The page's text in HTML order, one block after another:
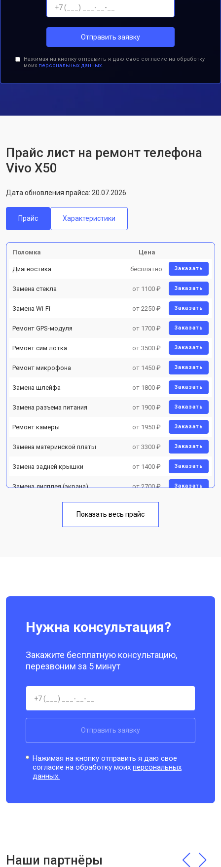
Отправить заявку
Нажимая на кнопку отправить я даю свое согласие на обработку
моих персональных данных.
Прайс лист на ремонт телефона
Vivo X50
Дата обновления прайса: 20.07.2026
Прайс Характеристики
Поломка Цена
Диагностика бесплатно Заказать
Замена стекла от 1100 ₽ Заказать
Замена Wi-Fi от 2250 ₽ Заказать
Ремонт GPS-модуля от 1700 ₽ Заказать
Ремонт сим лотка от 3500 ₽ Заказать
Ремонт микрофона от 1450 ₽ Заказать
Замена шлейфа от 1800 ₽ Заказать
Замена разъема питания от 1900 ₽ Заказать
Ремонт камеры от 1950 ₽ Заказать
Замена материнской платы от 3300 ₽ Заказать
Замена задней крышки от 1400 ₽ Заказать
Замена дисплея (экрана) от 2700 ₽ Заказать
Замена кнопки включения от 1750 ₽
Показать весь прайс
Нужна консультация?
Закажите бесплатную консультацию,
перезвоним за 5 минут
Отправить заявку
Нажимая на кнопку отправить я даю свое
согласие на обработку моихперсональных
данных.
Наши партнёры